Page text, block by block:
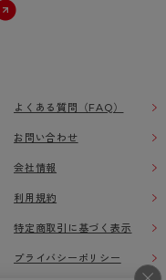
よくある質問（FAQ）
お問い合わせ
会社情報
利用規約
特定商取引に基づく表示
プライバシーポリシー